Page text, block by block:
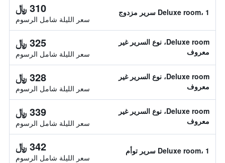
Deluxe room، 1 سرير مزدوج 310 ﷼
سعر الليلة شامل الرسوم
Deluxe room، نوع السرير غير
معروف
325 ﷼
سعر الليلة شامل الرسوم
Deluxe room، نوع السرير غير
معروف
328 ﷼
سعر الليلة شامل الرسوم
Deluxe room، نوع السرير غير
معروف
339 ﷼
سعر الليلة شامل الرسوم
Deluxe room، 1 سرير توأم 342 ﷼
سعر الليلة شامل الرسوم